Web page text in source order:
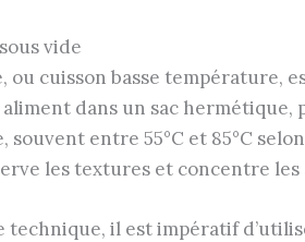
vide
ou cuisson basse
dans un sac
souvent entre 55°C et 85°C
les textures et concentre
il est impératif